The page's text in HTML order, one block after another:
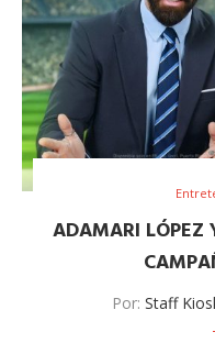
ADAMARI LÓPEZ
Por: Staff